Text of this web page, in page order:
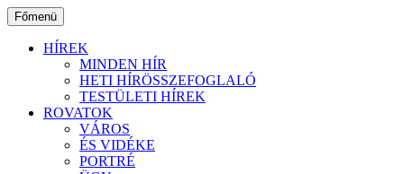
Ugrás
a
tartalomhoz
Főmenü
HÍREK
MINDEN HÍR
HETI HÍRÖSSZEFOGLALÓ
TESTÜLETI HÍREK
ROVATOK
VÁROS
ÉS VIDÉKE
PORTRÉ